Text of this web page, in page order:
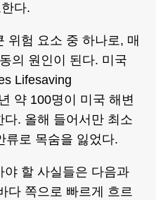
다.
위험 요소 중 하나로, 매
의 원인이 된다. 미국
Lifesaving
약 100명이 미국 해변
. 올해 들어서만 최소
류로 목숨을 잃었다.
야 할 사실들은 다음과
다 쪽으로 빠르게 흐르